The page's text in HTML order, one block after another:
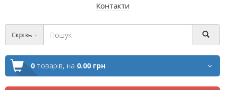
Контакти
Скрізь
0 товарів, на 0.00 грн